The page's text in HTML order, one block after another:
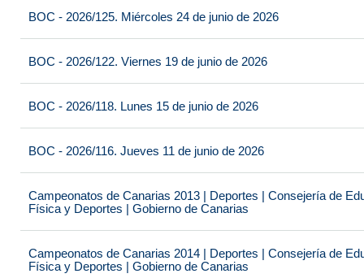
BOC - 2026/125. Miércoles 24 de junio de 2026
BOC - 2026/122. Viernes 19 de junio de 2026
BOC - 2026/118. Lunes 15 de junio de 2026
BOC - 2026/116. Jueves 11 de junio de 2026
Campeonatos de Canarias 2013 | Deportes | Consejería de
Física y Deportes | Gobierno de Canarias
Campeonatos de Canarias 2014 | Deportes | Consejería de
Física y Deportes | Gobierno de Canarias